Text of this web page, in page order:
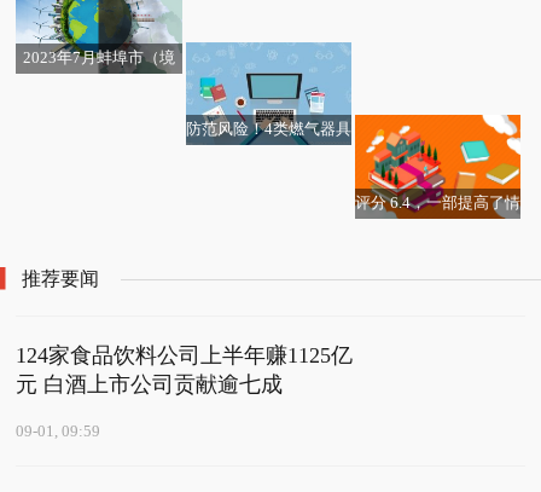
2023年7月蚌埠市（境
上便利店
过7单
防范风险！4类燃气器具
Z8 系列发布
评分 6.4，一部提高了情
推荐要闻
124家食品饮料公司上半年赚1125亿
元 白酒上市公司贡献逾七成
09-01, 09:59